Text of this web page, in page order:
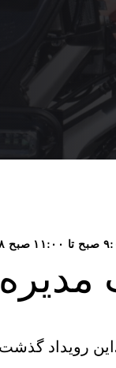
تا ۱۱:۰۰ صبح
مدیره
این رویداد گذشت.